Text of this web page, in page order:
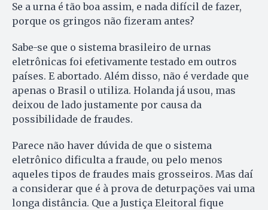
Se a urna é tão boa assim, e nada difícil de fazer,
porque os gringos não fizeram antes?
Sabe-se que o sistema brasileiro de urnas
eletrônicas foi efetivamente testado em outros
países. E abortado. Além disso, não é verdade que
apenas o Brasil o utiliza. Holanda já usou, mas
deixou de lado justamente por causa da
possibilidade de fraudes.
Parece não haver dúvida de que o sistema
eletrônico dificulta a fraude, ou pelo menos
aqueles tipos de fraudes mais grosseiros. Mas daí
a considerar que é à prova de deturpações vai uma
longa distância. Que a Justiça Eleitoral fique